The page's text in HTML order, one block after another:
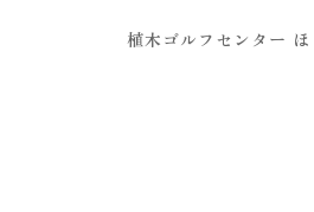
植木ゴルフセンター ほ